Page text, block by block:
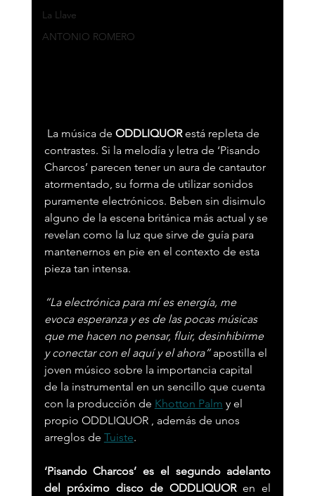
La Llave
ANTONIO ROMERO
La música de ODDLIQUOR está repleta de
contrastes. Si la melodía y letra de ‘Pisando
Charcos’ parecen tener un aura de cantautor
atormentado, su forma de utilizar sonidos
puramente electrónicos. Beben sin disimulo
alguno de la escena británica más actual y se
revelan como la luz que sirve de guía para
mantenernos en pie en el contexto de esta
pieza tan intensa.
“La electrónica para mí es energía, me
evoca esperanza y es de las pocas músicas
que me hacen no pensar, fluir, desinhibirme
y conectar con el aquí y el ahora” apostilla el
joven músico sobre la importancia capital
de la instrumental en un sencillo que cuenta
con la producción de Khotton Palm y el
propio ODDLIQUOR , además de unos
arreglos de Tuiste.
‘Pisando Charcos’ es el segundo adelanto
del próximo disco de ODDLIQUOR en el